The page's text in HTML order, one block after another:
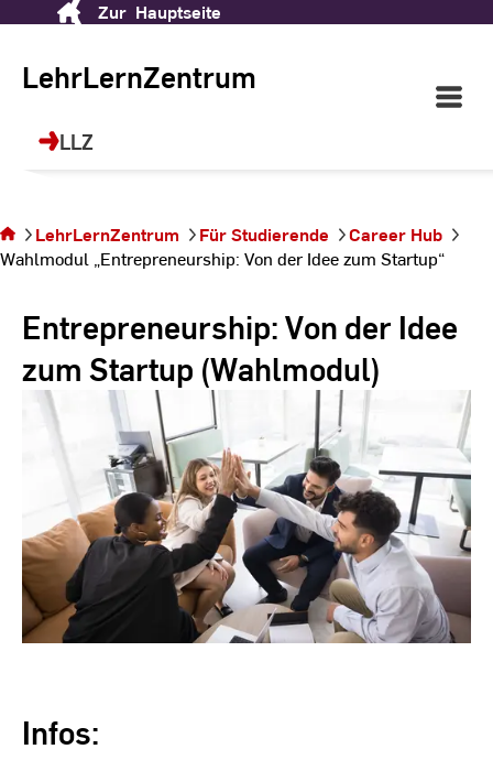
Content
Zur Hauptseite
LehrLernZentrum
LLZ
Open
Main
LehrLernZentrum (LLZ)
und berufliche Weiterbildung!
Wahlmodul
„Entrepreneurship:
LehrLernZentrum Für Studierende
Career Hub
Wahlmodul „Entrepreneurship: Von der Idee zum Startup“
Entrepreneurship: Von der Idee
zum Startup (Wahlmodul)
Infos: